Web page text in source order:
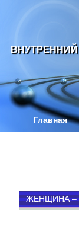
Главная
ЖЕНЩИНА –